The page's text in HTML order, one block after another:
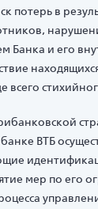
потерь в
Банка и его
ВТБ
мер по его